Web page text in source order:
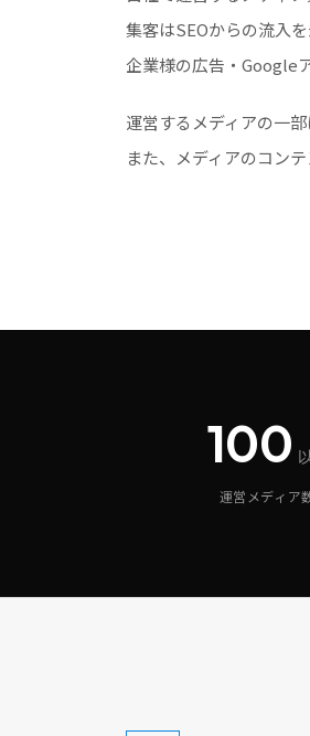
集客はSEOからの流入
企業様の広告・Google
運営するメディアの一部
また、メディアのコン
100
運営メディア